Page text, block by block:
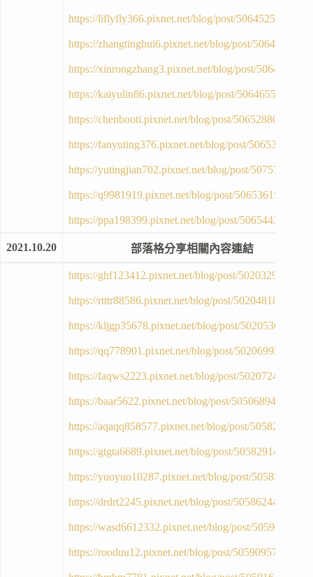
https://liflyfly366.pixnet.net/blog/post/50645251
https://zhangtinghui6.pixnet.net/blog/post/50645560
https://xinrongzhang3.pixnet.net/blog/post/50645941
https://kaiyulin86.pixnet.net/blog/post/50646550
https://chenbooti.pixnet.net/blog/post/50652880
https://fanyuting376.pixnet.net/blog/post/50653180
https://yutingjian702.pixnet.net/blog/post/50757757
https://q9981919.pixnet.net/blog/post/50653615
https://ppa198399.pixnet.net/blog/post/50654434
2021.10.20 部落格分享相關內容連結
https://ghf123412.pixnet.net/blog/post/50203297
https://rtttr88586.pixnet.net/blog/post/50204818
https://kljgp35678.pixnet.net/blog/post/50205361
https://qq778901.pixnet.net/blog/post/50206993
https://faqws2223.pixnet.net/blog/post/50207242
https://baar5622.pixnet.net/blog/post/50506894
https://aqaqq858577.pixnet.net/blog/post/50582392
https://gtgta6689.pixnet.net/blog/post/50582914
https://yuoyuo10287.pixnet.net/blog/post/50583763
https://drdrt2245.pixnet.net/blog/post/50586244
https://wasd6612332.pixnet.net/blog/post/50590291
https://rooduu12.pixnet.net/blog/post/50590957